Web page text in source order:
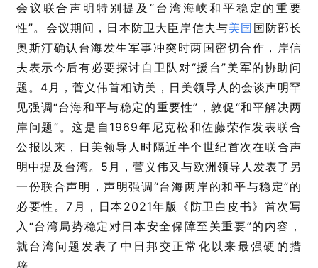
会议联合声明特别提及“台湾海峡和平稳定的重要
性”。会议期间，日本防卫大臣岸信夫与美国 国防部长
奥斯汀确认台海发生军事冲突时两国密切合作，岸信
夫表示今后有必要探讨自卫队对“援台”美军的协助问
题。4月，菅义伟首相访美，日美领导人的会谈声明罕
见强调“台海和平与稳定的重要性”，敦促“和平解决两
岸问题”。这是自1969年尼克松和佐藤荣作发表联合
公报以来，日美领导人时隔近半个世纪首次在联合声
明中提及台湾。5月，菅义伟又与欧洲领导人发表了另
一份联合声明，声明强调“台海两岸的和平与稳定”的
必要性。7月，日本2021年版《防卫白皮书》首次写
入“台湾局势稳定对日本安全保障至关重要”的内容，
就台湾问题发表了中日邦交正常化以来最强硬的措